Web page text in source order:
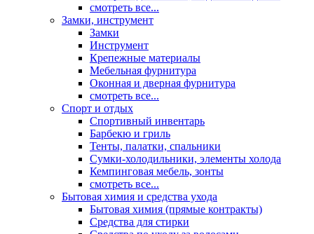
смотреть все...
Замки, инструмент
Замки
Инструмент
Крепежные материалы
Мебельная фурнитура
Оконная и дверная фурнитура
смотреть все...
Спорт и отдых
Спортивный инвентарь
Барбекю и гриль
Тенты, палатки, спальники
Сумки-холодильники, элементы холода
Кемпинговая мебель, зонты
смотреть все...
Бытовая химия и средства ухода
Бытовая химия (прямые контракты)
Средства для стирки